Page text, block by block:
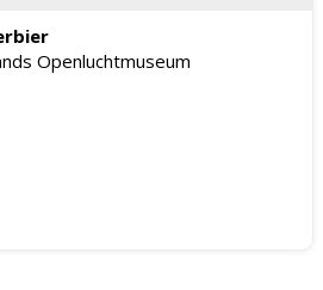
Openluchtmuseum